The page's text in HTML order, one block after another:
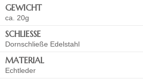
GEWICHT
ca. 20g
SCHLIESSE
Dornschließe Edelstahl
MATERIAL
Echtleder